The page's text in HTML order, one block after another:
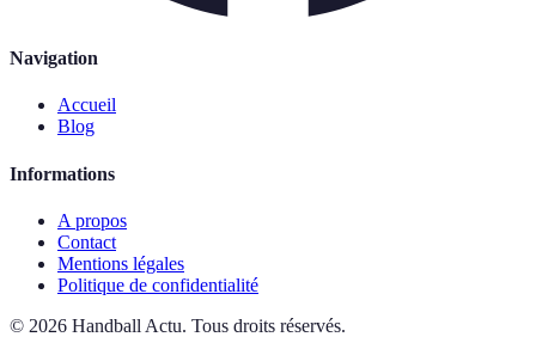
Navigation
Accueil
Blog
Informations
A propos
Contact
Mentions légales
Politique de confidentialité
© 2026 Handball Actu. Tous droits réservés.